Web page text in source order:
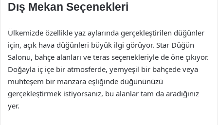
Dış Mekan Seçenekleri
Ülkemizde özellikle yaz aylarında gerçekleştirilen düğünler
için, açık hava düğünleri büyük ilgi görüyor. Star Düğün
Salonu, bahçe alanları ve teras seçenekleriyle de öne çıkıyor.
Doğayla iç içe bir atmosferde, yemyeşil bir bahçede veya
muhteşem bir manzara eşliğinde düğününüzü
gerçekleştirmek istiyorsanız, bu alanlar tam da aradığınız
yer.